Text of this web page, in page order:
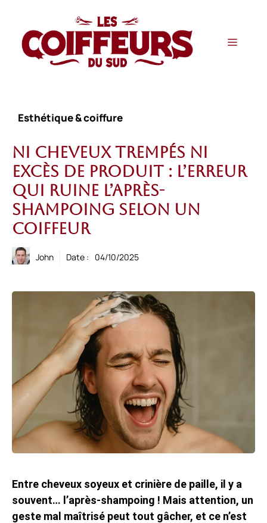
contenu
Menu
Esthétique & coiffure
Ni cheveux trempés ni
excès de produit : l’erreur
qui ruine l’après-
shampoing selon un
coiffeur
John Date : 04/10/2025
Entre cheveux soyeux et crinière de paille, il y a
souvent… l’après-shampoing ! Mais attention, un
geste mal maîtrisé peut tout gâcher, et ce n’est